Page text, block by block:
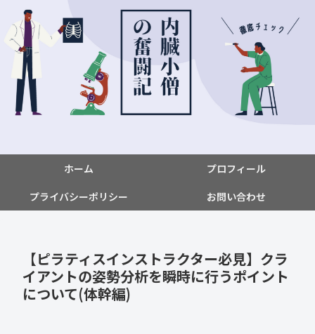
ホーム
プロフィール
プライバシーポリシー
お問い合わせ
【ピラティスインストラクター必見】クラ
イアントの姿勢分析を瞬時に行うポイント
について(体幹編)